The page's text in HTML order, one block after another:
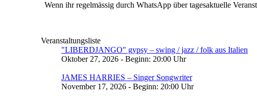
Wenn ihr regelmässig durch WhatsApp über tagesaktuelle
Veranstaltungsliste
"LIBERDJANGO" gypsy – swing / jazz / folk aus Italien
Oktober 27, 2026 - Beginn: 20:00 Uhr
JAMES HARRIES – Singer Songwriter
November 17, 2026 - Beginn: 20:00 Uhr